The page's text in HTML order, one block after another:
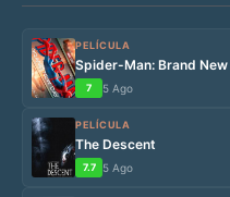
PELÍCULA
Spider-Man: Brand New
7 5 Ago
PELÍCULA
The Descent
7.7 5 Ago